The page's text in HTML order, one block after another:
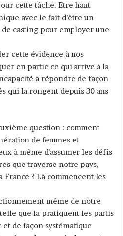
cette tâche. Etre haut
avec le fait d’être un
casting pour employer une
cette évidence à nos
en partie ce qui arrive à la
à répondre de façon
qui la rongent depuis 30 ans
question : comment
de femmes et
à même d’assumer les défis
que traverse notre pays,
France ? Là commencent les
même de notre
que la pratiquent les partis
de façon systématique